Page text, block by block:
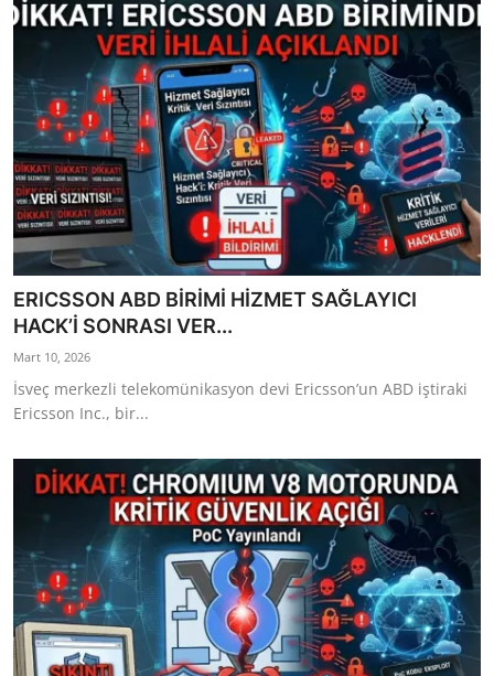
ERICSSON ABD BİRİMİ HİZMET SAĞLAYICI
HACK’İ SONRASI VER...
Mart 10, 2026
İsveç merkezli telekomünikasyon devi Ericsson’un ABD iştiraki
Ericsson Inc., bir...